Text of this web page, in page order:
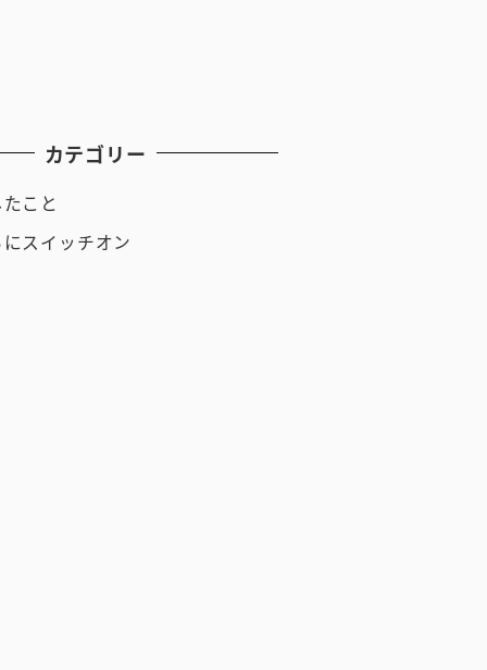
カテゴリー
こと
スイッチオン